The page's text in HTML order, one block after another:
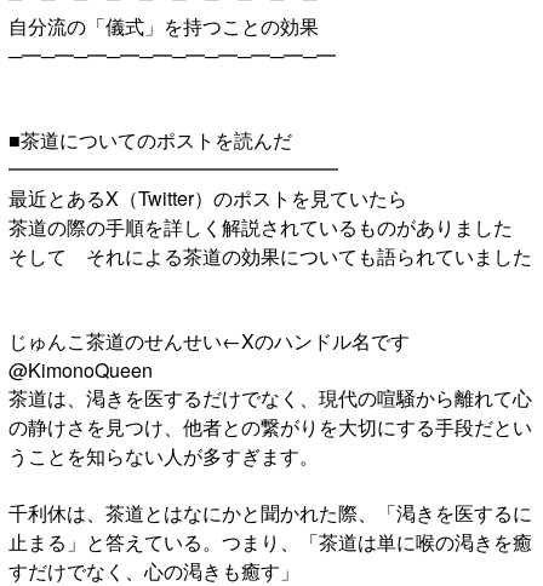
自分流の「儀式」を持つことの効果
─━─━─━─━─━─━─━─━─━─━
■茶道についてのポストを読んだ
━━━━━━━━━━━━━━━━━
最近とあるX（Twitter）のポストを見ていたら
茶道の際の手順を詳しく解説されているものがありました
そして それによる茶道の効果についても語られていました
じゅんこ茶道のせんせい←Xのハンドル名です
@KimonoQueen
茶道は、渇きを医するだけでなく、現代の喧騒から離れて心
の静けさを見つけ、他者との繋がりを大切にする手段だとい
うことを知らない人が多すぎます。
千利休は、茶道とはなにかと聞かれた際、「渇きを医するに
止まる」と答えている。つまり、「茶道は単に喉の渇きを癒
すだけでなく、心の渇きも癒す」